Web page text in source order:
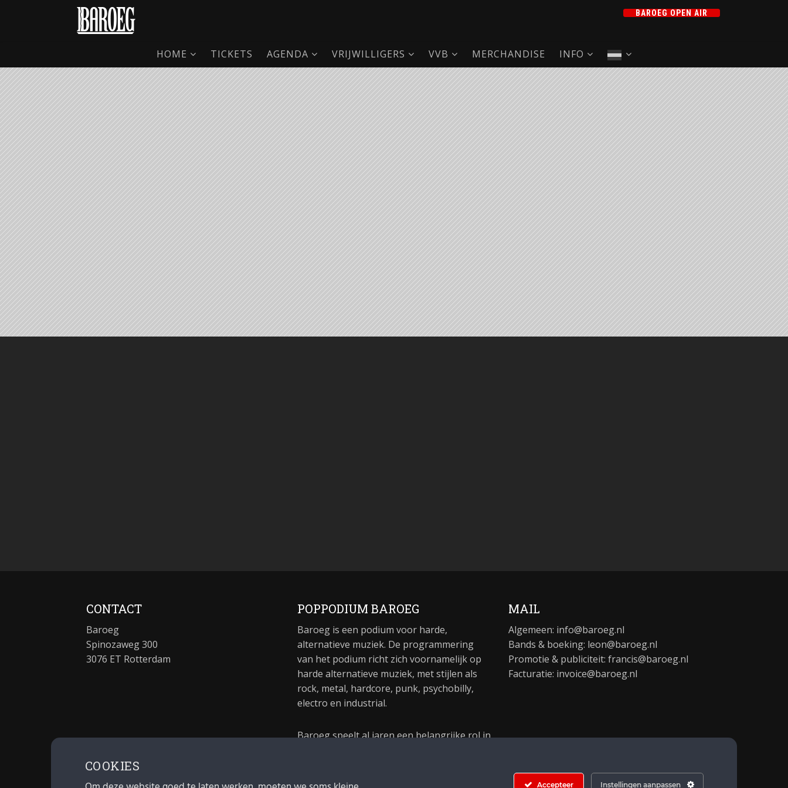
BAROEG OPEN AIR
HOME TICKETS AGENDA VRIJWILLIGERS VVB MERCHANDISE INFO
CONTACT
Baroeg
Spinozaweg 300
3076 ET Rotterdam
POPPODIUM BAROEG
Baroeg is een podium voor harde,
alternatieve muziek. De programmering
van het podium richt zich voornamelijk op
harde alternatieve muziek, met stijlen als
rock, metal, hardcore, punk, psychobilly,
electro en industrial.
Baroeg speelt al jaren een belangrijke rol in
MAIL
Algemeen: info@baroeg.nl
Bands & boeking: leon@baroeg.nl
Promotie & publiciteit: francis@baroeg.nl
Facturatie: invoice@baroeg.nl
COOKIES
Accepteer Instellingen aanpassen